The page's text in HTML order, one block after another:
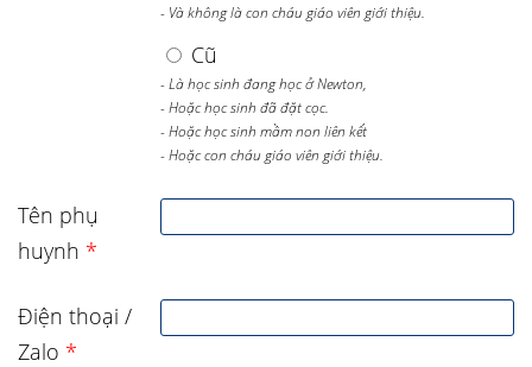
- Và không là con cháu giáo viên giới thiệu.
Cũ
- Là học sinh đang học ở Newton,
- Hoặc học sinh đã đặt cọc.
- Hoặc học sinh mầm non liên kết
- Hoặc con cháu giáo viên giới thiệu.
Tên phụ
huynh *
Điện thoại /
Zalo *